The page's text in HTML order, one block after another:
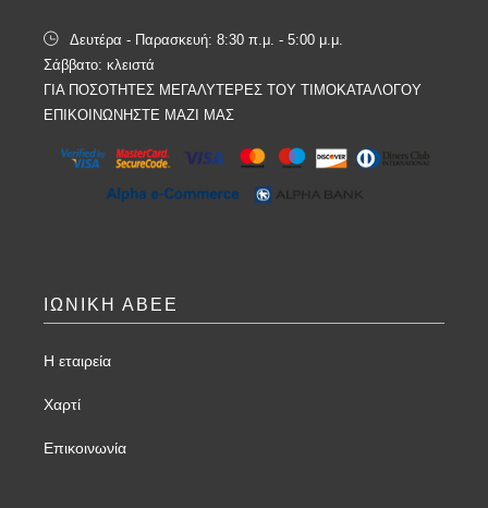
Δευτέρα - Παρασκευή: 8:30 π.μ. - 5:00 μ.μ.
Σάββατο: κλειστά
ΓΙΑ ΠΟΣΟΤΗΤΕΣ ΜΕΓΑΛΥΤΕΡΕΣ ΤΟΥ ΤΙΜΟΚΑΤΑΛΟΓΟΥ
ΕΠΙΚΟΙΝΩΝΗΣΤΕ ΜΑΖΙ ΜΑΣ
ΙΩΝΙΚΗ ΑΒΕΕ
Η εταιρεία
Χαρτί
Επικοινωνία